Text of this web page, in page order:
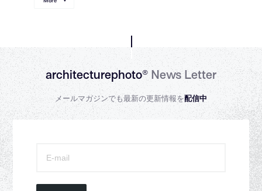
architecturephoto®News Letter
メールマガジンでも最新の更新情報を配信中